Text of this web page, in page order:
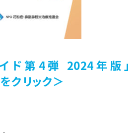
ド第4弾 2024年版」
クリック＞